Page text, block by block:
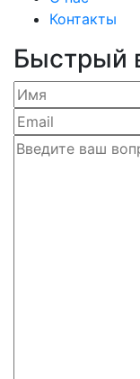
Контакты
Быстрый